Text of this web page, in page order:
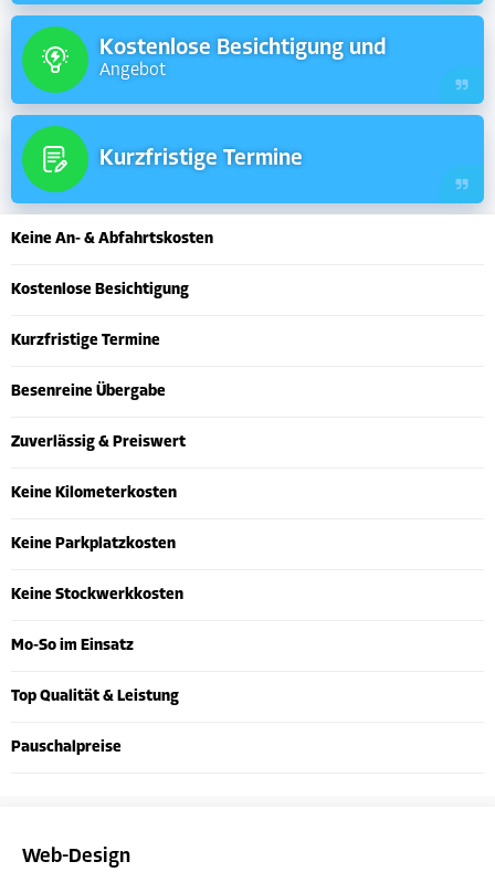
Kostenlose Besichtigung und
Angebot
Kurzfristige Termine
Keine An- & Abfahrtskosten
Kostenlose Besichtigung
Kurzfristige Termine
Besenreine Übergabe
Zuverlässig & Preiswert
Keine Kilometerkosten
Keine Parkplatzkosten
Keine Stockwerkkosten
Mo-So im Einsatz
Top Qualität & Leistung
Pauschalpreise
Web-Design